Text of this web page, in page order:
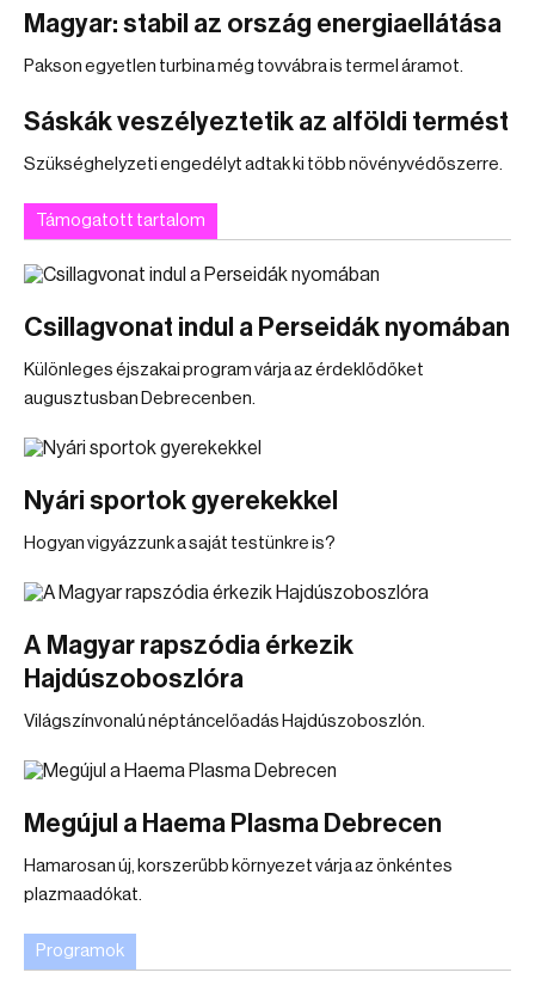
Magyar: stabil az ország energiaellátása
Pakson egyetlen turbina még tovvábra is termel áramot.
Sáskák veszélyeztetik az alföldi termést
Szükséghelyzeti engedélyt adtak ki több növényvédőszerre.
Támogatott tartalom
Csillagvonat indul a Perseidák nyomában
Különleges éjszakai program várja az érdeklődőket
augusztusban Debrecenben.
Nyári sportok gyerekekkel
Hogyan vigyázzunk a saját testünkre is?
A Magyar rapszódia érkezik
Hajdúszoboszlóra
Világszínvonalú néptáncelőadás Hajdúszoboszlón.
Megújul a Haema Plasma Debrecen
Hamarosan új, korszerűbb környezet várja az önkéntes
plazmaadókat.
Programok